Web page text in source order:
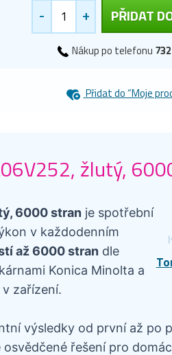
- + PŘIDAT
Nákup po telefonu
Přidat do “Moje
žlutý,
6000 stran je spotřební
v každodenním
až 6000 stran dle
Konica Minolta a
zařízení.
výsledky od první až po
osvědčené řešení pro